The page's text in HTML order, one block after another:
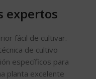
expertos
fácil de cultivar.
de cultivo
específicos para
planta excelente